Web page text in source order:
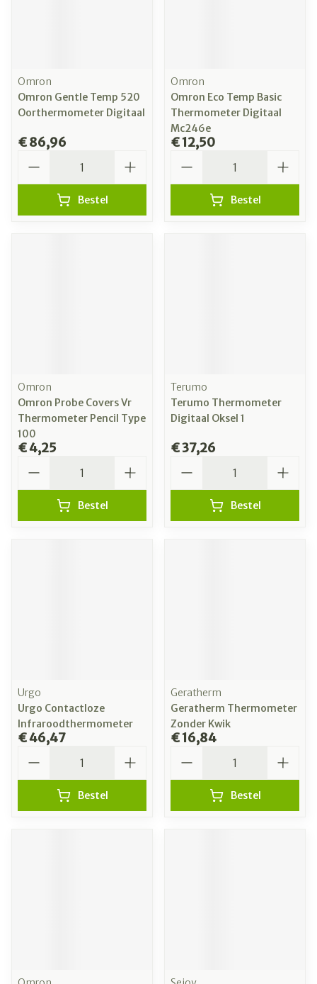
Omron
Omron Gentle Temp 520
Oorthermometer Digitaal
€ 86,96
Bestel
Omron
Omron Eco Temp Basic
Thermometer Digitaal
Mc246e
€ 12,50
Bestel
Omron
Omron Probe Covers Vr
Thermometer Pencil Type
100
€ 4,25
Bestel
Terumo
Terumo Thermometer
Digitaal Oksel 1
€ 37,26
Bestel
Urgo
Urgo Contactloze
Infraroodthermometer
€ 46,47
Bestel
Geratherm
Geratherm Thermometer
Zonder Kwik
€ 16,84
Bestel